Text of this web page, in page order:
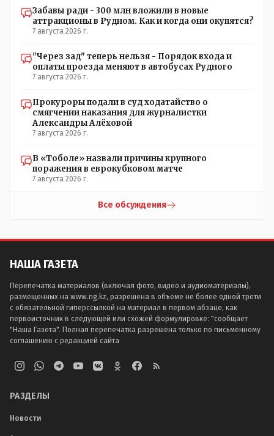
Забавы ради - 300 млн вложили в новые
аттракционы в Рудном. Как и когда они окупятся?
7 августа 2026 г.
"Через зад" теперь нельзя - Порядок входа и
оплаты проезда меняют в автобусах Рудного
7 августа 2026 г.
Прокуроры подали в суд ходатайство о
смягчении наказания для журналистки
Александры Алёховой
7 августа 2026 г.
В «Тоболе» назвали причины крупного
поражения в еврокубковом матче
7 августа 2026 г.
Все обсуждения
НАША ГАЗЕТА
Перепечатка материалов (включая фото, видео и аудиоматериалы),
размещенных на www.ng.kz, разрешена в объеме не более одной трети
с обязательной гиперссылкой на материал в первом абзаце, как
первоисточник в следующей или схожей формулировке: "сообщает
"Наша Газета". Полная перепечатка разрешена только по письменному
соглашению с редакцией сайта
РАЗДЕЛЫ
Новости